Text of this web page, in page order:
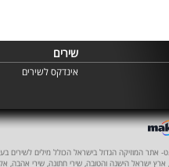
שירים
אינדקס לשירים
אתר המוזיקה הגדול בישראל הכולל מילים לשירים
ארץ ישראל הישנה והטובה, שירי חתונה, שירי אהבה,